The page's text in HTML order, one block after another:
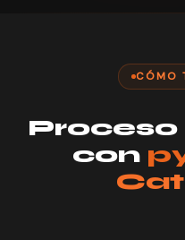
CÓMO
con